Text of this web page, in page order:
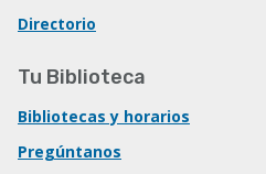
Directorio
Tu Biblioteca
Bibliotecas y horarios
Pregúntanos